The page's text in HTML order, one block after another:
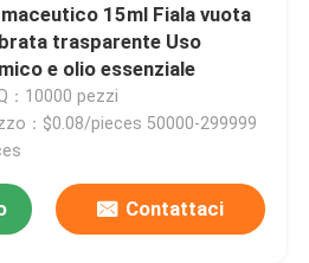
15ml Fiala vuota
trasparente Uso
e olio essenziale
：10000 pezzi
：$0.08/pieces 50000-299999
Contattaci